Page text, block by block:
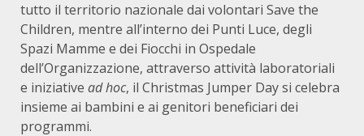
tutto il territorio nazionale dai volontari Save the
Children, mentre all’interno dei Punti Luce, degli
Spazi Mamme e dei Fiocchi in Ospedale
dell’Organizzazione, attraverso attività laboratoriali
e iniziative ad hoc, il Christmas Jumper Day si celebra
insieme ai bambini e ai genitori beneficiari dei
programmi.